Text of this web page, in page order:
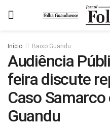
Início Baixo Guandu
Audiência
feira discute
Caso Samarco
Guandu